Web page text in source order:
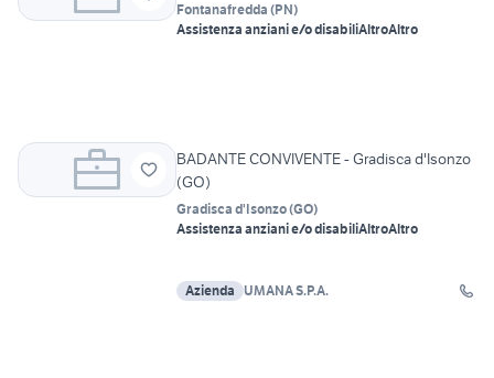
Fontanafredda (PN)
Assistenza anziani e/o disabiliAltroAltro
BADANTE CONVIVENTE - Gradisca d'Isonzo
(GO)
Gradisca d'Isonzo(GO)
Assistenza anziani e/o disabiliAltroAltro
Azienda UMANA S.P.A.